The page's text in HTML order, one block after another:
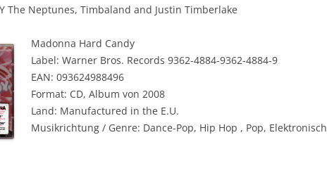
The Neptunes, Timbaland and Justin Timberlake
Madonna Hard Candy
Label: Warner Bros. Records 9362-4884-9362-4884-9
EAN: 093624988496
Format: CD, Album von 2008
Land: Manufactured in the E.U.
Musikrichtung / Genre: Dance-Pop, Hip Hop , Pop, Elektronisch